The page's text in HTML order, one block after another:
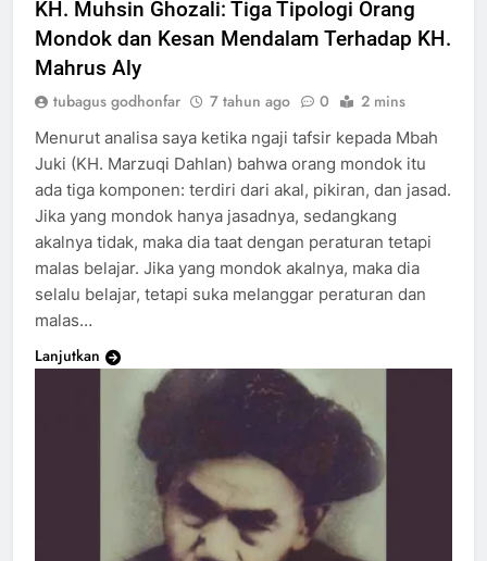
KH. Muhsin Ghozali: Tiga Tipologi Orang
Mondok dan Kesan Mendalam Terhadap KH.
Mahrus Aly
tubagus godhonfar 7 tahun ago 0 2 mins
Menurut analisa saya ketika ngaji tafsir kepada Mbah
Juki (KH. Marzuqi Dahlan) bahwa orang mondok itu
ada tiga komponen: terdiri dari akal, pikiran, dan jasad.
Jika yang mondok hanya jasadnya, sedangkang
akalnya tidak, maka dia taat dengan peraturan tetapi
malas belajar. Jika yang mondok akalnya, maka dia
selalu belajar, tetapi suka melanggar peraturan dan
malas…
Lanjutkan